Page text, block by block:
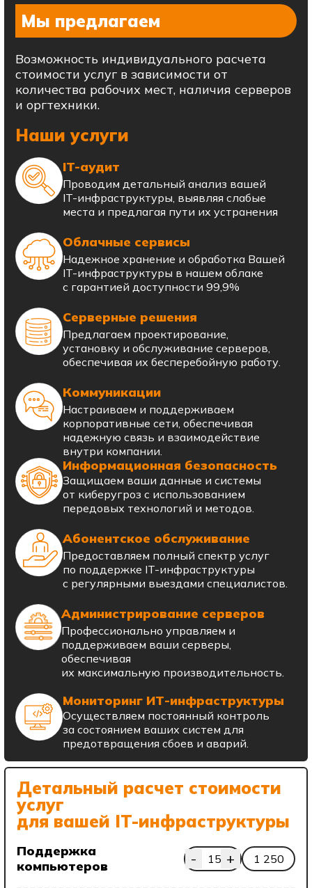
Мы предлагаем
Возможность индивидуального расчета
стоимости услуг в зависимости от
количества рабочих мест, наличия серверов
и оргтехники.
Наши услуги
IT-аудит
Проводим детальный анализ вашей
IT-инфраструктуры, выявляя слабые
места и предлагая пути их устранения
Облачные сервисы
Надежное хранение и обработка Вашей
IT-инфраструктуры в нашем облаке
с гарантией доступности 99,9%
Серверные решения
Предлагаем проектирование,
установку и обслуживание серверов,
обеспечивая их бесперебойную работу.
Коммуникации
Настраиваем и поддерживаем
корпоративные сети, обеспечивая
надежную связь и взаимодействие
внутри компании.
Информационная безопасность
Защищаем ваши данные и системы
от киберугроз с использованием
передовых технологий и методов.
Абонентское обслуживание
Предоставляем полный спектр услуг
по поддержке IT-инфраструктуры
с регулярными выездами специалистов.
Администрирование серверов
Профессионально управляем и
поддерживаем ваши серверы,
обеспечивая
их максимальную производительность.
Мониторинг ИТ-инфраструктуры
Осуществляем постоянный контроль
за состоянием ваших систем для
предотвращения сбоев и аварий.
Детальный расчет стоимости
услуг
для вашей IT-инфраструктуры
Поддержка
компьютеров
- 15 + 1 250